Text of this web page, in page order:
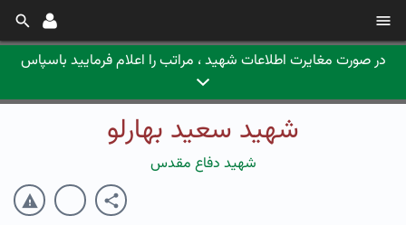
در صورت مغایرت اطلاعات شهید ، مراتب را اعلام فرمایید باسپاس
شهید سعید بهارلو
شهید دفاع مقدس